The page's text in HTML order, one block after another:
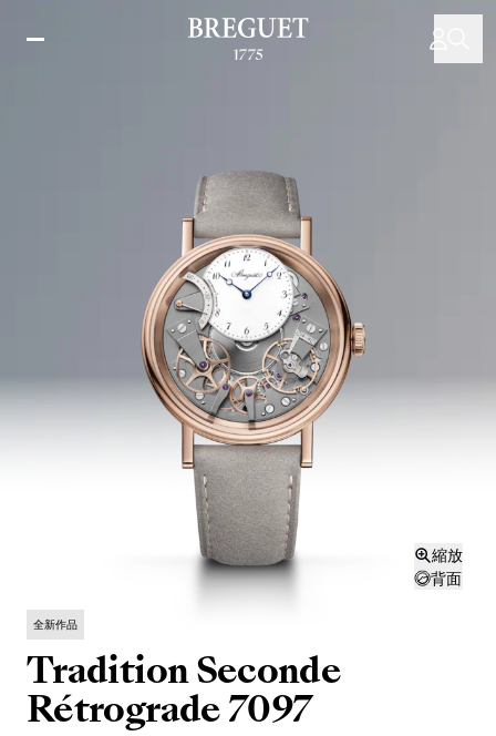
縮放
背面
全新作品
Tradition Seconde
Rétrograde 7097